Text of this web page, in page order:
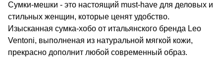
Сумки-мешки - это настоящий must-have для деловых и
стильных женщин, которые ценят удобство.
Изысканная сумка-хобо от итальянского бренда Leo
Ventoni, выполненая из натуральной мягкой кожи,
прекрасно дополнит любой современный образ.